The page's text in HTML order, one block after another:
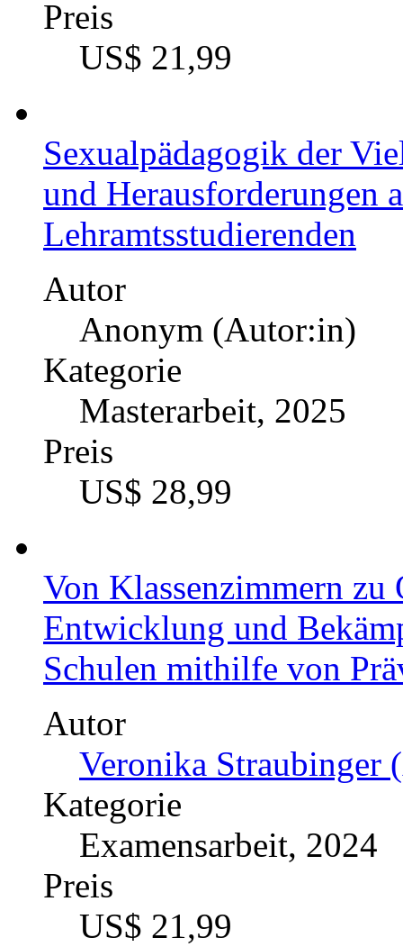
Preis
US$ 21,99
Sexualpädagogik der
und Herausforderungen
Lehramtsstudierenden
Autor
Anonym (Autor:in)
Kategorie
Masterarbeit, 2025
Preis
US$ 28,99
Von Klassenzimmern
Entwicklung und
Schulen mithilfe von
Autor
Veronika Straubinger
Kategorie
Examensarbeit, 2024
Preis
US$ 21,99